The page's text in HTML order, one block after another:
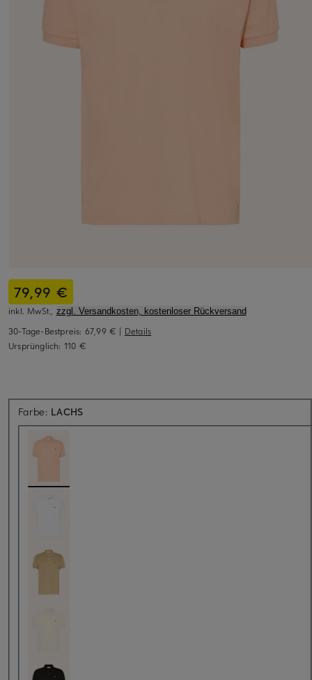
79,99 €
inkl. MwSt., zzgl. Versandkosten, kostenloser Rückversand
30-Tage-Bestpreis: 67,99 € | Details
Ursprünglich: 110 €
Farbe: LACHS